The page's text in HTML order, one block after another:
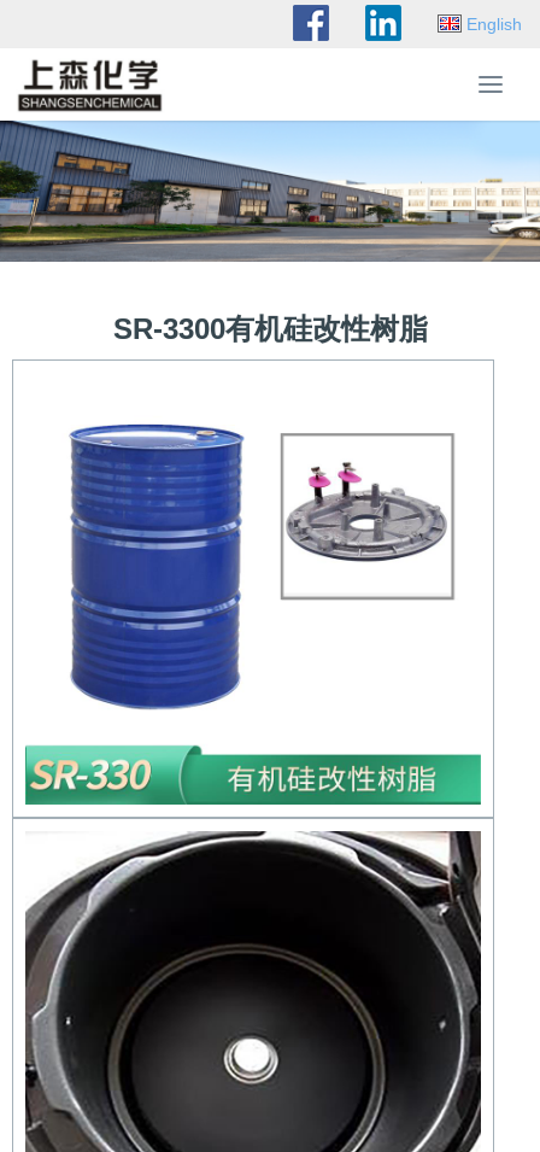
English
T
o
l
e
n
g
SR-3300有机硅改性树脂